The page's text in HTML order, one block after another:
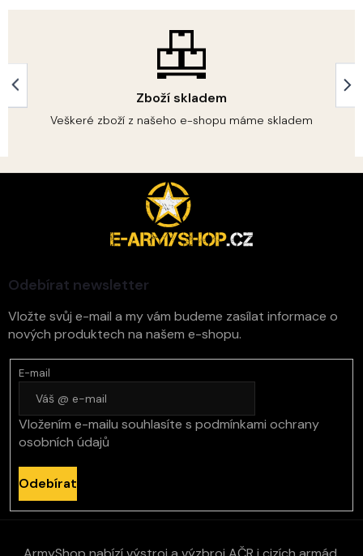
r
v
k
y
v
p
i
Zboží skladem
Veškeré zboží z našeho e-shopu máme skladem
Odebírat newsletter
Vložte svůj e-mail a my vám budeme zasílat informace o
nových produktech na našem e-shopu.
E-mail
Vložením e-mailu souhlasíte s podmínkami ochrany
osobních údajů
Odebírat